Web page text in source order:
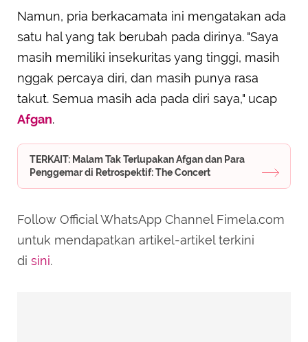
Namun, pria berkacamata ini mengatakan ada
satu hal yang tak berubah pada dirinya. "Saya
masih memiliki insekuritas yang tinggi, masih
nggak percaya diri, dan masih punya rasa
takut. Semua masih ada pada diri saya," ucap
Afgan.
TERKAIT: Malam Tak Terlupakan Afgan dan Para
Penggemar di Retrospektif: The Concert
Follow Official WhatsApp Channel Fimela.com
untuk mendapatkan artikel-artikel terkini
di sini.